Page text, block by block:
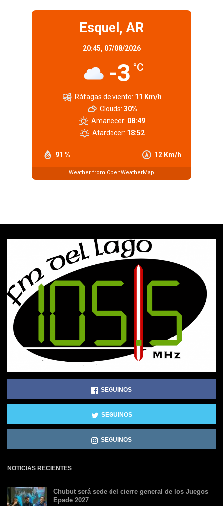
Esquel, AR
20:45, 07/08/2026
-3 °C
91 % 12 Km/h
Ráfagas de viento: 11 Km/h
Clouds: 30%
Amanecer: 08:49
Atardecer: 18:52
Weather from OpenWeatherMap
SEGUINOS
SEGUINOS
SEGUINOS
NOTICIAS RECIENTES
Chubut será sede del cierre general de los Juegos
Epade 2027